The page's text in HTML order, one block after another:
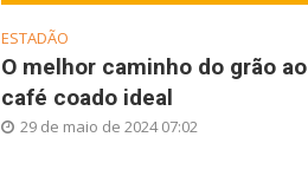
ESTADÃO
O melhor caminho do grão ao
café coado ideal
29 de maio de 2024 07:02